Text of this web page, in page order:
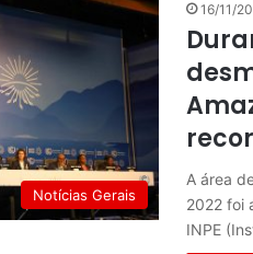
Notícias Gerais
16/11/
A área
2022 foi
INPE